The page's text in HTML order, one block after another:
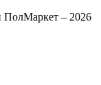
ПолМаркет – 2026